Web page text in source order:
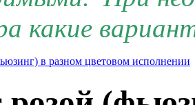
какие
в разном цветовом исполнении